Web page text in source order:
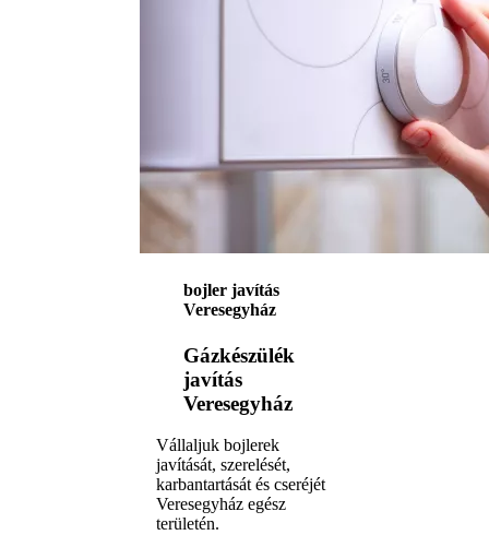
bojler javítás
Veresegyház
Gázkészülék
javítás
Veresegyház
Vállaljuk bojlerek
javítását, szerelését,
karbantartását és cseréjét
Veresegyház egész
területén.